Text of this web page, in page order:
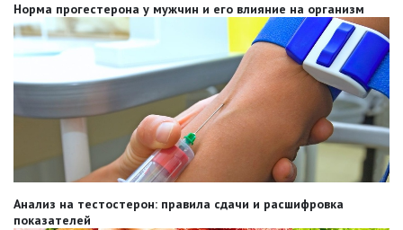
Норма прогестерона у мужчин и его влияние на организм
Анализ на тестостерон: правила сдачи и расшифровка
показателей